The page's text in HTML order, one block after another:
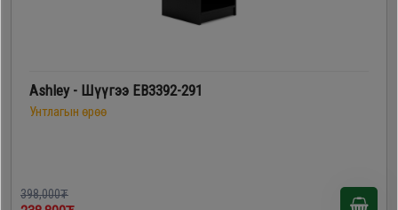
Ashley - Шүүгээ EB3392-291
Унтлагын өрөө
398,000₮